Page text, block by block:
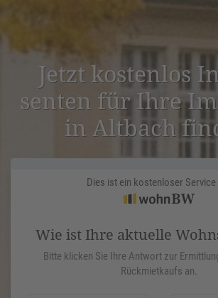
Jetzt kostenlos
senten für Ihre
in Altbach
Dies ist ein kostenloser Service
Wie ist Ihre aktuelle
Bitte klicken Sie Ihre Antwort zur
Rückmietkaufs an.